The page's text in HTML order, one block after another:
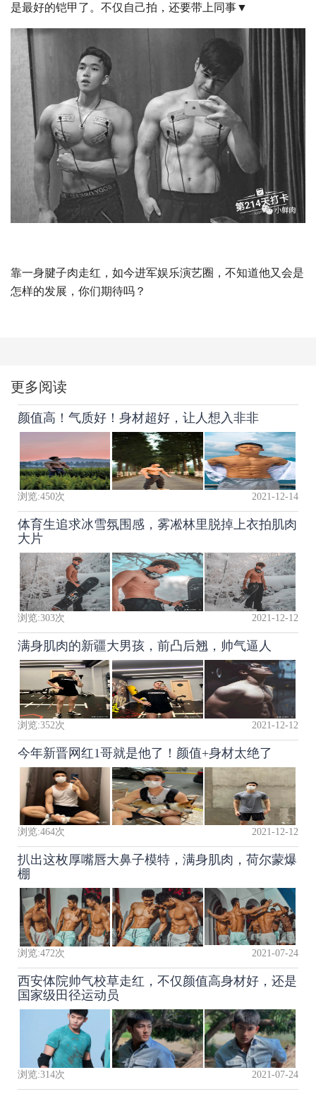
是最好的铠甲了。不仅自己拍，还要带上同事▼
靠一身腱子肉走红，如今进军娱乐演艺圈，不知道他又会是
怎样的发展，你们期待吗？
更多阅读
颜值高！气质好！身材超好，让人想入非非
浏览:450次 2021-12-14
体育生追求冰雪氛围感，雾凇林里脱掉上衣拍肌肉
大片
浏览:303次 2021-12-12
满身肌肉的新疆大男孩，前凸后翘，帅气逼人
浏览:352次 2021-12-12
今年新晋网红1哥就是他了！颜值+身材太绝了
浏览:464次 2021-12-12
扒出这枚厚嘴唇大鼻子模特，满身肌肉，荷尔蒙爆
棚
浏览:472次 2021-07-24
西安体院帅气校草走红，不仅颜值高身材好，还是
国家级田径运动员
浏览:314次 2021-07-24